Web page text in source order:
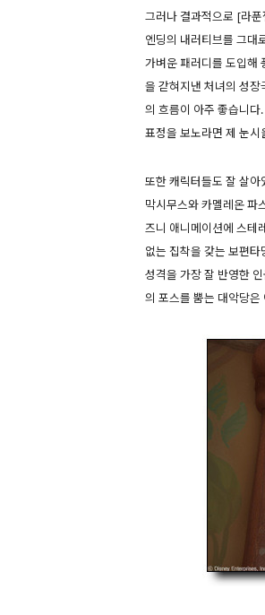
그러나 결과적으로 [라
엔딩의 내러티브를 그대
가벼운 패러디를 도입해
을 갇혀지낸 처녀의 성
의 흐름이 아주 좋습니다
표정을 보노라면 제 눈
또한 캐릭터들도 잘 살
막시무스와 카멜레온 파
즈니 애니메이션에 스테
없는 집착을 갖는 보편
성격을 가장 잘 반영한
의 포스를 뿜는 대악당